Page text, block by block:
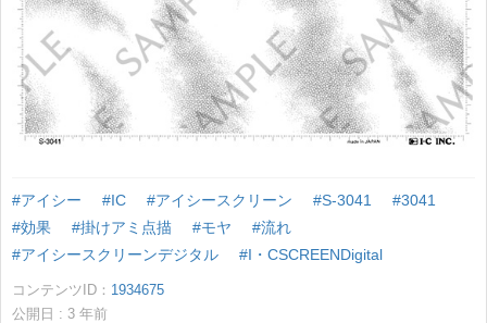
#アイシー #IC #アイシースクリーン #S-3041
#3041
#効果
#掛けアミ点描 #モヤ
#流れ
#アイシースクリーンデジタル
#I・CSCREENDigital
コンテンツID： 1934675
公開日 : 3 年前